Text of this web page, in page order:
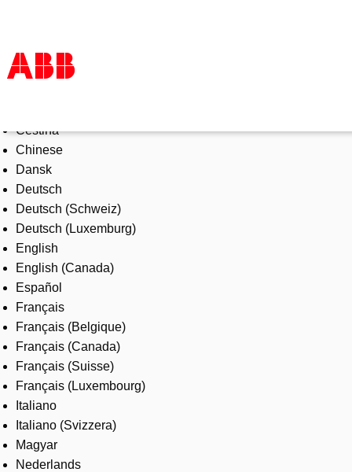
Products & Solutions
Industries
Services
About us
Where to buy
Contact us
Careers
Čeština
Chinese
Dansk
Deutsch
Deutsch (Schweiz)
Deutsch (Luxemburg)
English
English (Canada)
Español
Français
Français (Belgique)
Français (Canada)
Français (Suisse)
Français (Luxembourg)
Italiano
Italiano (Svizzera)
Magyar
Nederlands